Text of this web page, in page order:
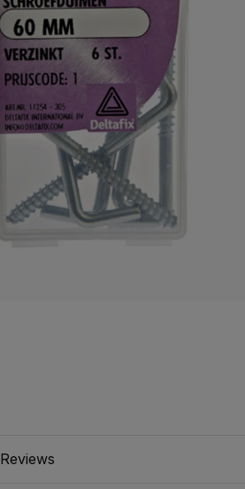
Reviews